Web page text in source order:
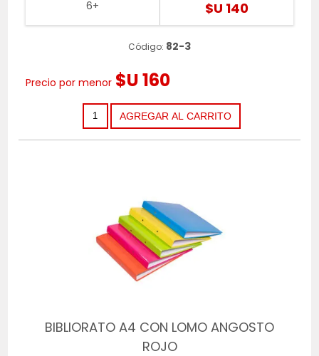
6+ $U 140
Código: 82-3
Precio por menor $U 160
BIBLIORATO A4 CON LOMO ANGOSTO
ROJO